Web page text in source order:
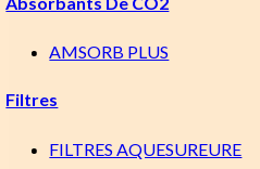
AMSORB PLUS
Filtres
FILTRES AQUESUREURE